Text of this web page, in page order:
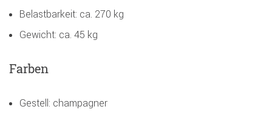
Belastbarkeit: ca. 270 kg
Gewicht: ca. 45 kg
Farben
Gestell: champagner